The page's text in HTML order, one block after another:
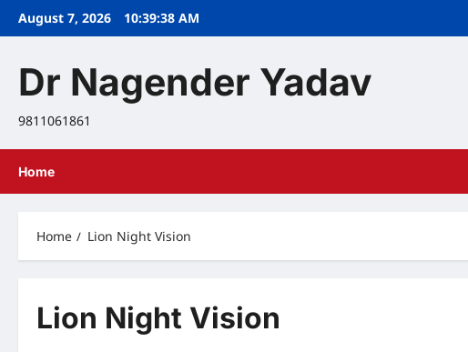
SkipAugust 7, 2026 10:39:38 AM
Dr Nagender Yadav
9811061861
Home
Home Lion Night Vision
Lion Night Vision